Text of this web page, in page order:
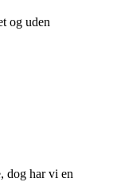
og uden
dog har vi en